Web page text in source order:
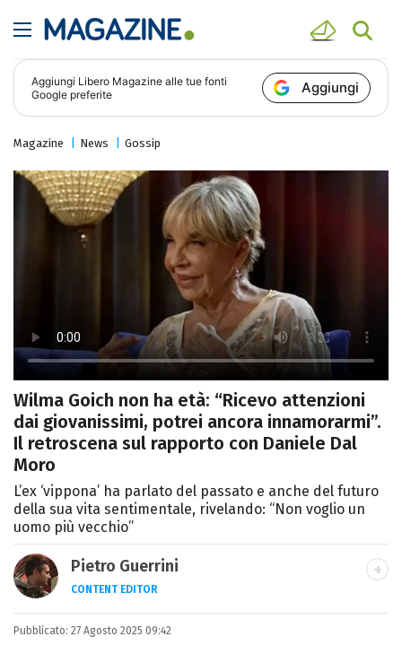
Aggiungi Libero Magazine alle tue fonti
Google preferite
Aggiungi
Magazine News Gossip
Wilma Goich non ha età: “Ricevo attenzioni
dai giovanissimi, potrei ancora innamorarmi”.
Il retroscena sul rapporto con Daniele Dal
Moro
L’ex ‘vippona’ ha parlato del passato e anche del futuro
della sua vita sentimentale, rivelando: “Non voglio un
uomo più vecchio”
Pietro Guerrini
CONTENT EDITOR
Laurea in Lettere, smania di viaggi e
passione per i cartoni (della pizza e della
Pubblicato: 27 Agosto 2025 09:42